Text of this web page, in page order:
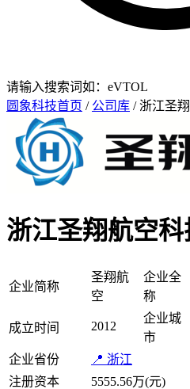
请输入搜索词如：eVTOL
圆象科技首页 / 公司库 / 浙江圣
浙江圣翔航空
企业简称
圣翔航
空
企业全
称
成立时间 2012
企业城
市
企业省份
📍 浙江
注册资本
5555.56万(元)